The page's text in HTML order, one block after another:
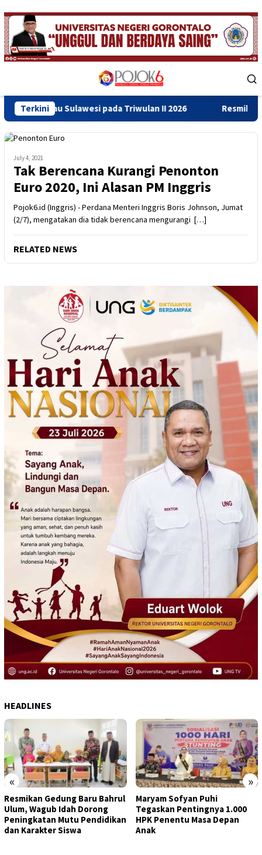
Skip
to
content
Menu
Terkinipada Triwulan II 2026 Resmikan Gedung Baru
July 4, 2021
Tak Berencana Kurangi Penonton
Euro 2020, Ini Alasan PM Inggris
Pojok6.id (Inggris) - Perdana Menteri Inggris Boris Johnson, Jumat
(2/7), mengatakan dia tidak berencana mengurangi […]
RELATED NEWS
HEADLINES
« »
Resmikan Gedung Baru Bahrul
Ulum, Wagub Idah Dorong
Peningkatan Mutu Pendidikan
dan Karakter Siswa
Maryam Sofyan Puhi
Tegaskan Pentingnya 1.000
HPK Penentu Masa Depan
Anak